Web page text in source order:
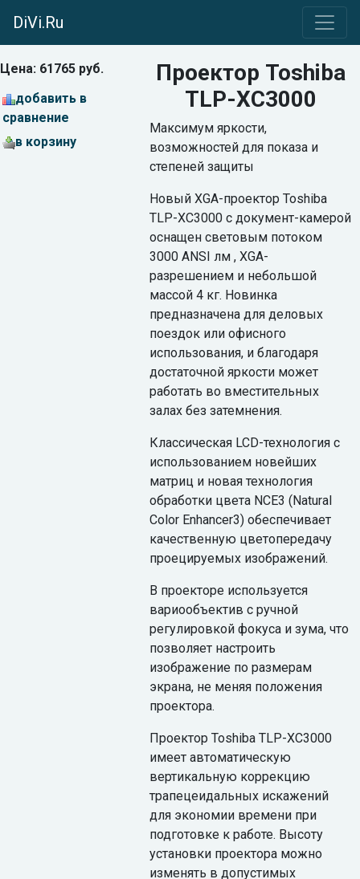
DiVi.Ru
Цена: 61765 руб.
добавить в
сравнение
в корзину
Проектор Toshiba
TLP-XC3000
Максимум яркости,
возможностей для показа и
степеней защиты
Новый XGA-проектор Toshiba
TLP-XC3000 с документ-камерой
оснащен световым потоком
3000 ANSI лм , XGA-
разрешением и небольшой
массой 4 кг. Новинка
предназначена для деловых
поездок или офисного
использования, и благодаря
достаточной яркости может
работать во вместительных
залах без затемнения.
Классическая LCD-технология с
использованием новейших
матриц и новая технология
обработки цвета NCE3 (Natural
Color Enhancer3) обеспечивает
качественную цветопередачу
проецируемых изображений.
В проекторе используется
вариообъектив с ручной
регулировкой фокуса и зума, что
позволяет настроить
изображение по размерам
экрана, не меняя положения
проектора.
Проектор Toshiba TLP-XC3000
имеет автоматическую
вертикальную коррекцию
трапецеидальных искажений
для экономии времени при
подготовке к работе. Высоту
установки проектора можно
изменять в допустимых